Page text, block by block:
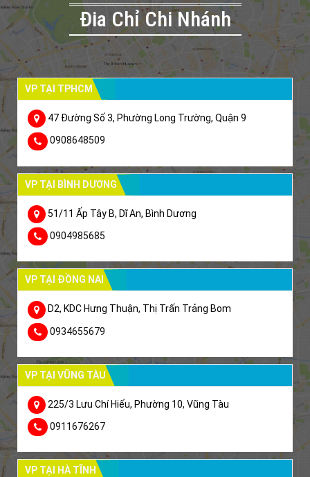
Đia Chỉ Chi Nhánh
VP TẠI TPHCM
47 Đường Số 3, Phường Long Trường, Quận 9
0908648509
VP TẠI BÌNH DƯƠNG
51/11 Ấp Tây B, Dĩ An, Bình Dương
0904985685
VP TẠI ĐỒNG NAI
D2, KDC Hưng Thuận, Thị Trấn Trảng Bom
0934655679
VP TẠI VŨNG TÀU
225/3 Lưu Chí Hiếu, Phường 10, Vũng Tàu
0911676267
VP TẠI HÀ TĨNH